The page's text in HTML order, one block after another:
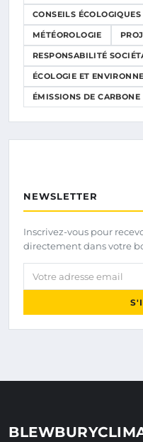
CONSEILS ÉCOLOGIQUES
MÉTÉOROLOGIE
RESPONSABILITÉ
ÉCOLOGIE ET
ÉMISSIONS DE CARBONE
NEWSLETTER
Inscrivez-vous pour
directement dans votre
Votre adresse email